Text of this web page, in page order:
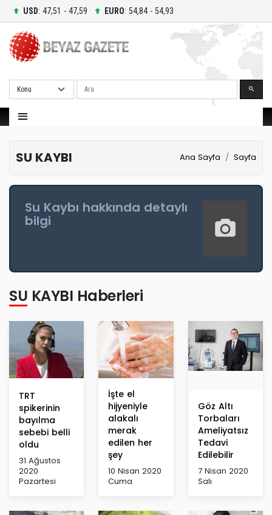
USD: 47,51 - 47,59 EURO: 54,84 - 54,93
Ara
SU KAYBI Ana Sayfa Sayfa
Su Kaybı hakkında detaylı
bilgi
SU KAYBI Haberleri
TRT
spikerinin
bayılma
sebebi belli
oldu
31 Ağustos
2020
Pazartesi
İşte el
hijyeniyle
alakalı
merak
edilen her
şey
10 Nisan 2020
Cuma
Göz Altı
Torbaları
Ameliyatsız
Tedavi
Edilebilir
7 Nisan 2020
Salı